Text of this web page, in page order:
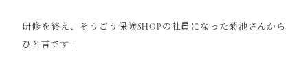
研修を終え、そうごう保険SHOPの社員になった菊池さんから
ひと言です！